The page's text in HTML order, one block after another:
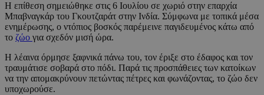
Η επίθεση σημειώθηκε στις 6 Ιουλίου σε χωριό στην επαρχία
Μπαβναγκάρ του Γκουτζαράτ στην Ινδία. Σύμφωνα με τοπικά μέσα
ενημέρωσης, ο ντόπιος βοσκός παρέμεινε παγιδευμένος κάτω από
το ζώο για σχεδόν μισή ώρα.
Η λέαινα όρμησε ξαφνικά πάνω του, τον έριξε στο έδαφος και τον
τραυμάτισε σοβαρά στο πόδι. Παρά τις προσπάθειες των κατοίκων
να την απομακρύνουν πετώντας πέτρες και φωνάζοντας, το ζώο δεν
υποχωρούσε.